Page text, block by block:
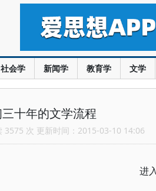
社会学 新闻学 教育学 文学
十年的文学流程
3575 次 更新时间：2015-03-10 14:06
进